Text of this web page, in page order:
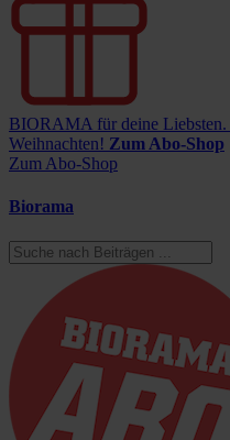
BIORAMA für deine Liebsten.
Weihnachten! Zum Abo-Shop
Zum Abo-Shop
Biorama